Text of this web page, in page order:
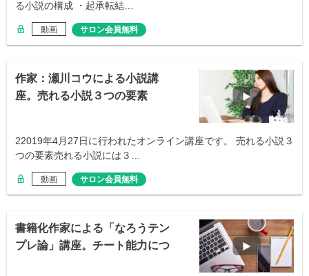
る小説の構成 ・起承転結…
動画 サロン会員無料
作家：瀬川コウによる小説講
座。売れる小説３つの要素
22019年4月27日に行われたオンライン講座です。 売れる小説３
つの要素売れる小説には３…
動画 サロン会員無料
書籍化作家による「なろうテン
プレ論」講座。チート能力につ